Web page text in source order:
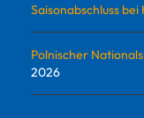
Saisonabschluss bei
Polnischer
2026